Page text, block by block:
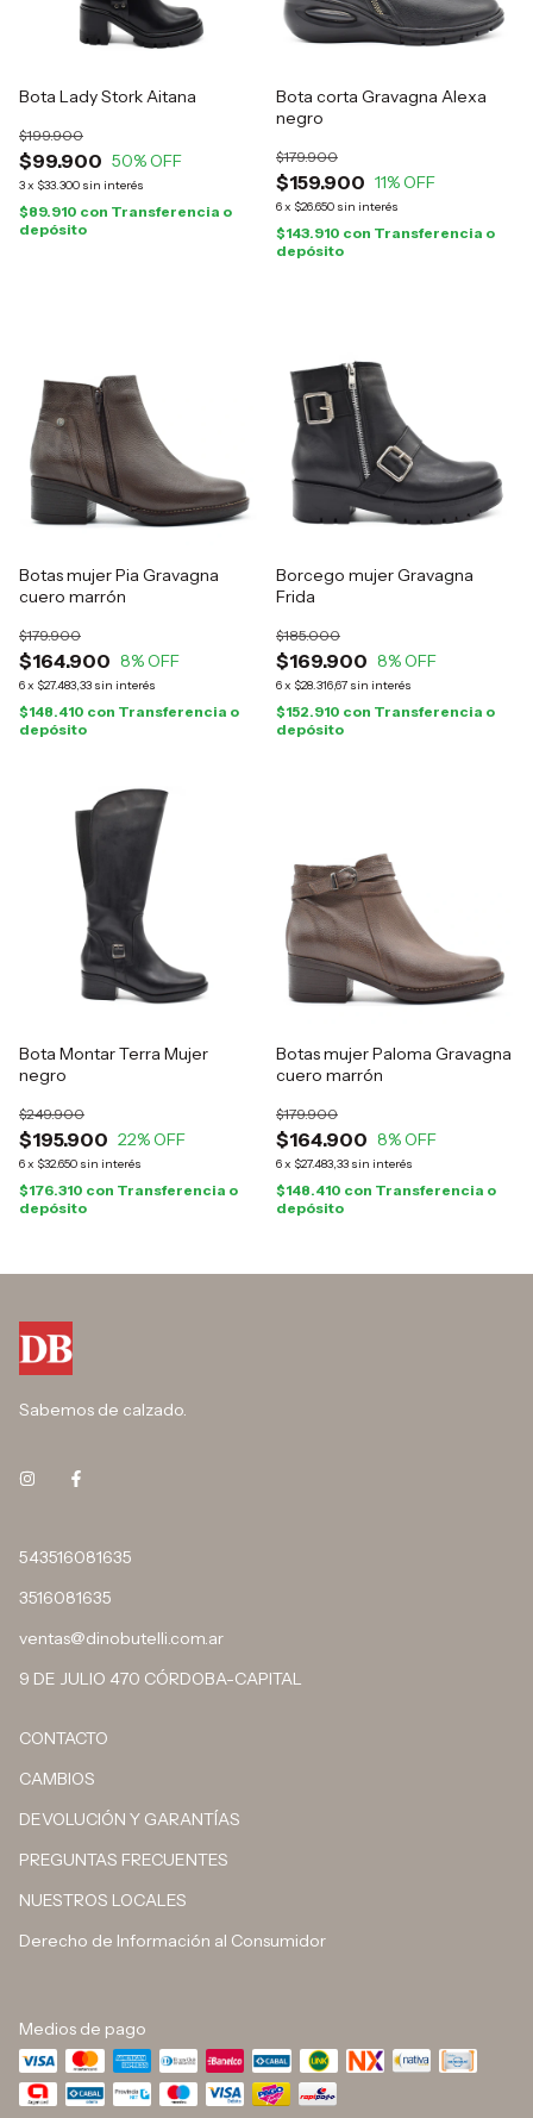
Bota Lady Stork Aitana
$99.900
$199.900
50% OFF
3x $33.300 sin interés
$89.910 con Transferencia o
depósito
Bota corta Gravagna Alexa
negro
$159.900
$179.900
11% OFF
6x $26.650 sin interés
$143.910 con Transferencia o
depósito
Botas mujer Pia Gravagna
cuero marrón
$164.900
$179.900
8% OFF
6x $27.483,33 sin interés
$148.410 con Transferencia o
depósito
Borcego mujer Gravagna
Frida
$169.900
$185.000
8% OFF
6x $28.316,67 sin interés
$152.910 con Transferencia o
depósito
Bota Montar Terra Mujer
negro
$195.900
$249.900
22% OFF
6x $32.650 sin interés
$176.310 con Transferencia o
depósito
Botas mujer Paloma Gravagna
cuero marrón
$164.900
$179.900
8% OFF
6x $27.483,33 sin interés
$148.410 con Transferencia o
depósito
Sabemos de calzado.
543516081635
3516081635
ventas@dinobutelli.com.ar
9 DE JULIO 470 CÓRDOBA-CAPITAL
CONTACTO
CAMBIOS
DEVOLUCIÓN Y GARANTÍAS
PREGUNTAS FRECUENTES
NUESTROS LOCALES
Derecho de Información al Consumidor
Medios de pago